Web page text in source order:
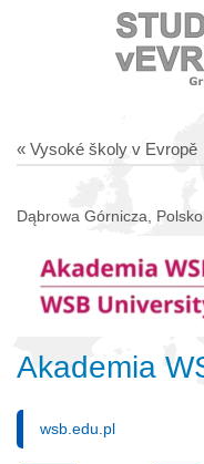
« Vysoké školy v Evropě
Dąbrowa Górnicza,
Akademia
wsb.edu.pl